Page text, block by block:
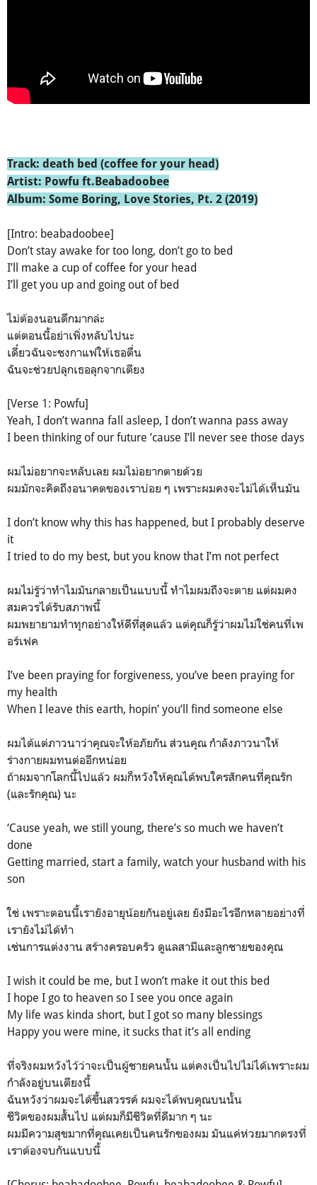
Track: death bed (coffee for your head)
Artist: Powfu ft.Beabadoobee
Album: Some Boring, Love Stories, Pt. 2 (2019)
[Intro: beabadoobee]
Don’t stay awake for too long, don’t go to bed
I’ll make a cup of coffee for your head
I’ll get you up and going out of bed
ไม่ต้องนอนดึกมากล่ะ
แต่ตอนนี้อย่าเพิ่งหลับไปนะ
เดี๋ยวฉันจะชงกาแฟให้เธอตื่น
ฉันจะช่วยปลุกเธอลุกจากเตียง
[Verse 1: Powfu]
Yeah, I don’t wanna fall asleep, I don’t wanna pass away
I been thinking of our future ’cause I’ll never see those days
ผมไม่อยากจะหลับเลย ผมไม่อยากตายด้วย
ผมมักจะคิดถึงอนาคตของเราบ่อย ๆ เพราะผมคงจะไม่ได้เห็นมัน
I don’t know why this has happened, but I probably deserve
it
I tried to do my best, but you know that I’m not perfect
ผมไม่รู้ว่าทำไมมันกลายเป็นแบบนี้ ทำไมผมถึงจะตาย แต่ผมคง
สมควรได้รับสภาพนี้
ผมพยายามทำทุกอย่างให้ดีที่สุดแล้ว แต่คุณก็รู้ว่าผมไม่ใช่คนที่เพ
อร์เฟค
I’ve been praying for forgiveness, you’ve been praying for
my health
When I leave this earth, hopin’ you’ll find someone else
ผมได้แต่ภาวนาว่าคุณจะให้อภัยกัน ส่วนคุณ กำลังภาวนาให้
ร่างกายผมทนต่ออีกหน่อย
ถ้าผมจากโลกนี้ไปแล้ว ผมก็หวังให้คุณได้พบใครสักคนที่คุณรัก
(และรักคุณ) นะ
‘Cause yeah, we still young, there’s so much we haven’t
done
Getting married, start a family, watch your husband with his
son
ใช่ เพราะตอนนี้เรายังอายุน้อยกันอยู่เลย ยังมีอะไรอีกหลายอย่างที่
เรายังไม่ได้ทำ
เช่นการแต่งงาน สร้างครอบครัว ดูแลสามีและลูกชายของคุณ
I wish it could be me, but I won’t make it out this bed
I hope I go to heaven so I see you once again
My life was kinda short, but I got so many blessings
Happy you were mine, it sucks that it’s all ending
ที่จริงผมหวังไว้ว่าจะเป็นผู้ชายคนนั้น แต่คงเป็นไปไม่ได้เพราะผม
กำลังอยู่บนเตียงนี้
ฉันหวังว่าผมจะได้ขึ้นสวรรค์ ผมจะได้พบคุณบนนั้น
ชีวิตของผมสั้นไป แต่ผมก็มีชีวิตที่ดีมาก ๆ นะ
ผมมีความสุขมากที่คุณเคยเป็นคนรักของผม มันแค่ห่วยมากตรงที่
เราต้องจบกันแบบนี้